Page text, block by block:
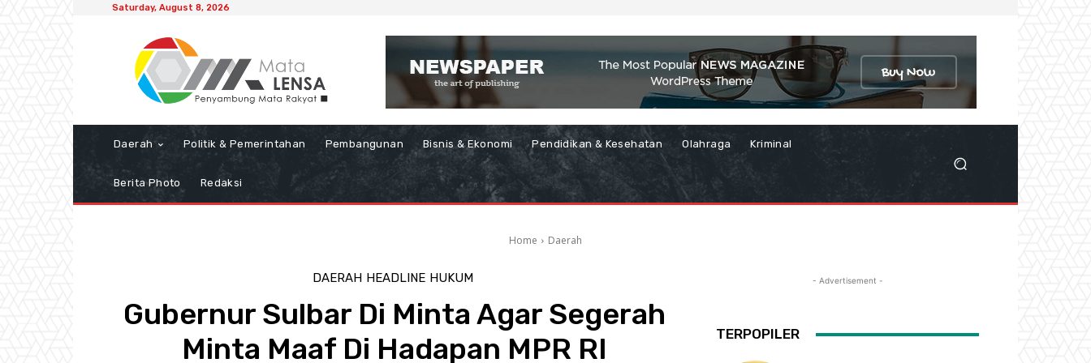
Saturday, August 8, 2026
Daerah Politik & Pemerintahan Pembangunan Bisnis & Ekonomi Pendidikan & Kesehatan Olahraga Kriminal
Berita Photo Redaksi
Home Daerah
DAERAH HEADLINE HUKUM
Gubernur Sulbar Di Minta Agar Segerah
Minta Maaf Di Hadapan MPR RI
- Advertisement -
TERPOPILER